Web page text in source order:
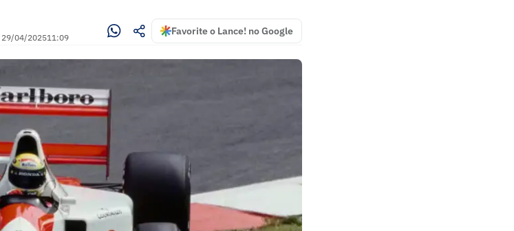
29/04/202511:09
Favorite o Lance! no Google